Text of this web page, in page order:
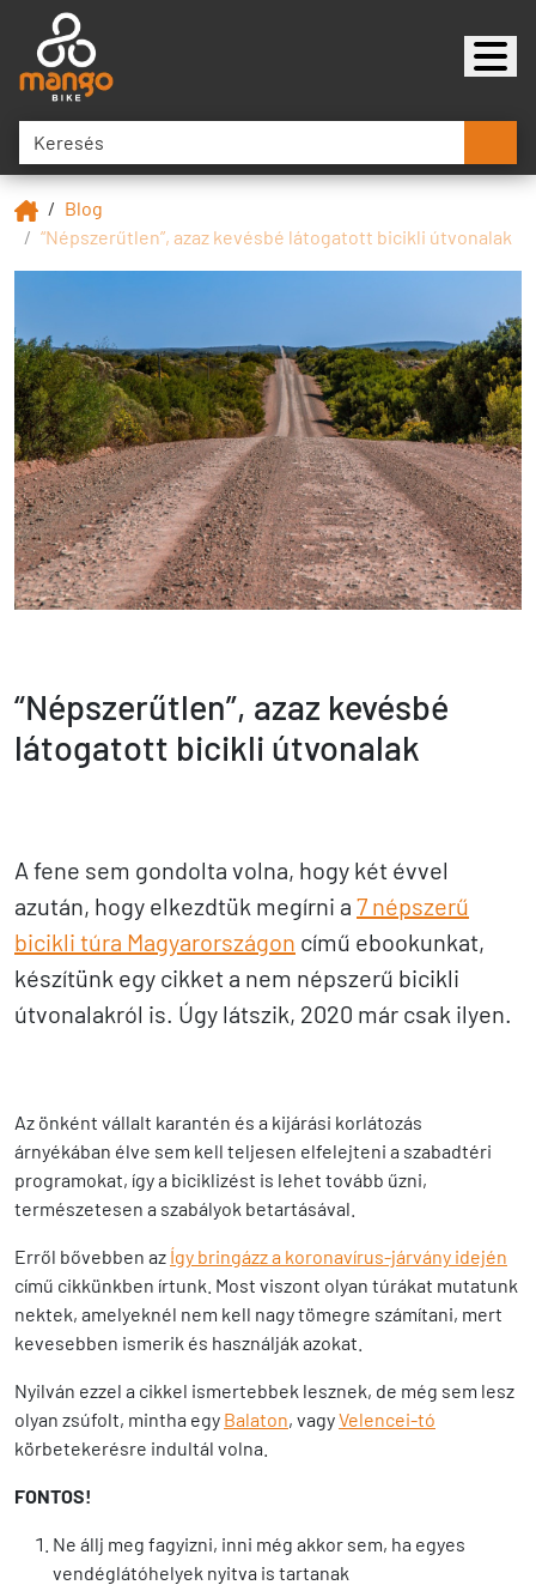
Blog
“Népszerűtlen”, azaz kevésbé látogatott bicikli útvonalak
“Népszerűtlen”, azaz kevésbé
látogatott bicikli útvonalak
A fene sem gondolta volna, hogy két évvel
azután, hogy elkezdtük megírni a 7 népszerű
bicikli túra Magyarországon című ebookunkat,
készítünk egy cikket a nem népszerű bicikli
útvonalakról is. Úgy látszik, 2020 már csak ilyen.
Az önként vállalt karantén és a kijárási korlátozás
árnyékában élve sem kell teljesen elfelejteni a szabadtéri
programokat, így a biciklizést is lehet tovább űzni,
természetesen a szabályok betartásával.
Erről bővebben az Így bringázz a koronavírus-járvány idején
című cikkünkben írtunk. Most viszont olyan túrákat mutatunk
nektek, amelyeknél nem kell nagy tömegre számítani, mert
kevesebben ismerik és használják azokat.
Nyilván ezzel a cikkel ismertebbek lesznek, de még sem lesz
olyan zsúfolt, mintha egy Balaton, vagyVelencei-tó
körbetekerésre indultál volna.
FONTOS!
Ne állj meg fagyizni, inni még akkor sem, ha egyes
vendéglátóhelyek nyitva is tartanak